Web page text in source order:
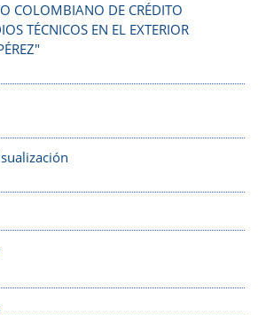
COLOMBIANO DE CRÉDITO
TÉCNICOS EN EL EXTERIOR